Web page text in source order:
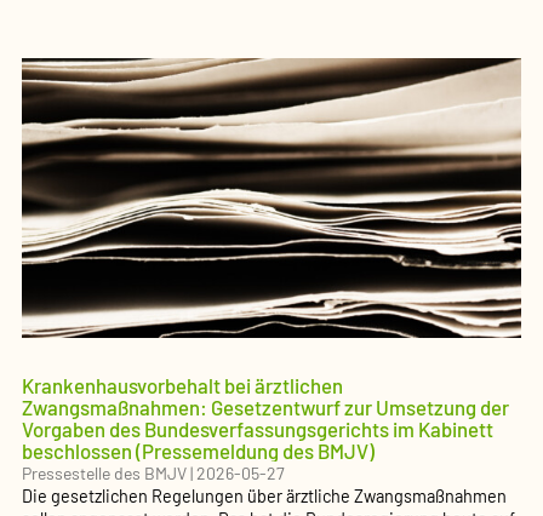
Krankenhausvorbehalt bei ärztlichen
Zwangsmaßnahmen: Gesetzentwurf zur Umsetzung der
Vorgaben des Bundesverfassungsgerichts im Kabinett
beschlossen (Pressemeldung des BMJV)
Pressestelle des BMJV|2026-05-27
Die gesetzlichen Regelungen über ärztliche Zwangsmaßnahmen